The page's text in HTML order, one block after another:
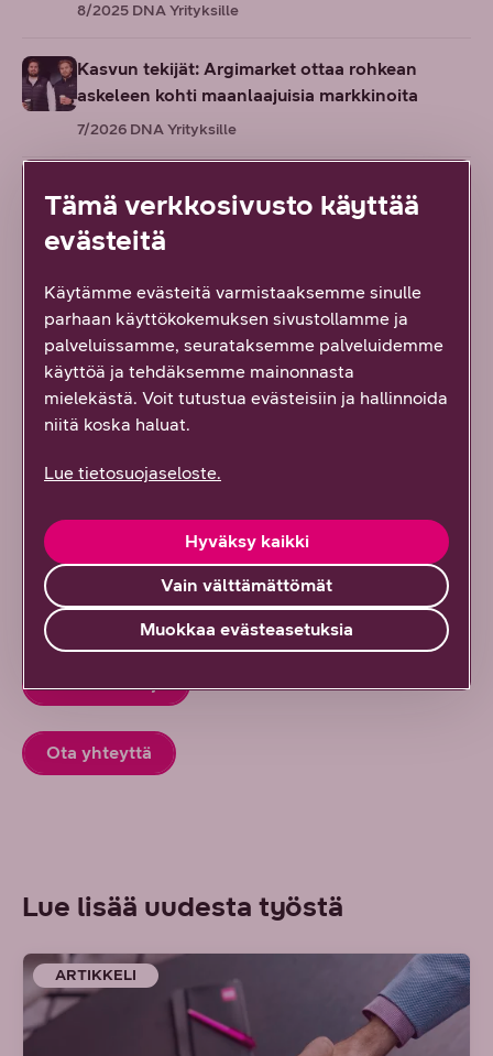
8/2025 DNA Yrityksille
Kasvun tekijät: Argimarket ottaa rohkean
askeleen kohti maanlaajuisia markkinoita
7/2026 DNA Yrityksille
hallinnan ja ylläpidon taakkaa –
suuryritystason pilvipalvelu myös pk-yrityksille
Euroopan kiristyvä kyberuhkakenttä kaventaa
yritysten pelivaraa
6/2026 DNA Yrityksille
Kaikki artikkelit ja blogit
Kaikki referenssit
Kaikki oppaat
Tilaa uutiskirje
Ota yhteyttä
Lue lisää uudesta työstä
ARTIKKELI
Tämä verkkosivusto käyttää
evästeitä
Käytämme evästeitä varmistaaksemme sinulle
parhaan käyttökokemuksen sivustollamme ja
palveluissamme, seurataksemme palveluidemme
käyttöä ja tehdäksemme mainonnasta
mielekästä. Voit tutustua evästeisiin ja hallinnoida
niitä koska haluat.
Lue tietosuojaseloste.
Vain välttämättömät
Hyväksy kaikki
Muokkaa evästeasetuksia